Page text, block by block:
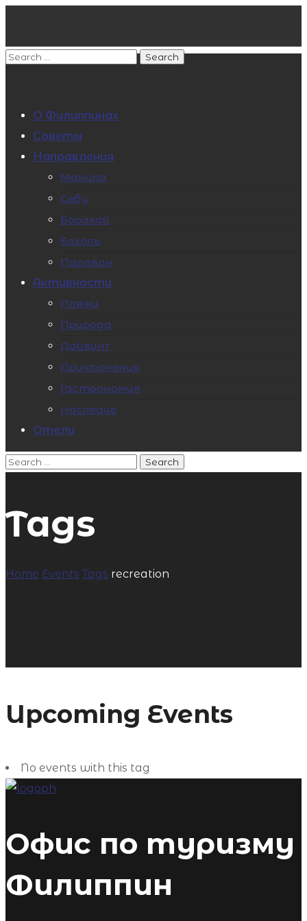
О Филиппинах
Советы
Направления
Манила
Себу
Боракай
Бохоль
Палаван
Активности
Пляжи
Природа
Дайвинг
Приключения
Гастрономия
Наследие
Отели
Tags
Home Events Tags recreation
Upcoming Events
No events with this tag
Офис по туризму
Филиппин